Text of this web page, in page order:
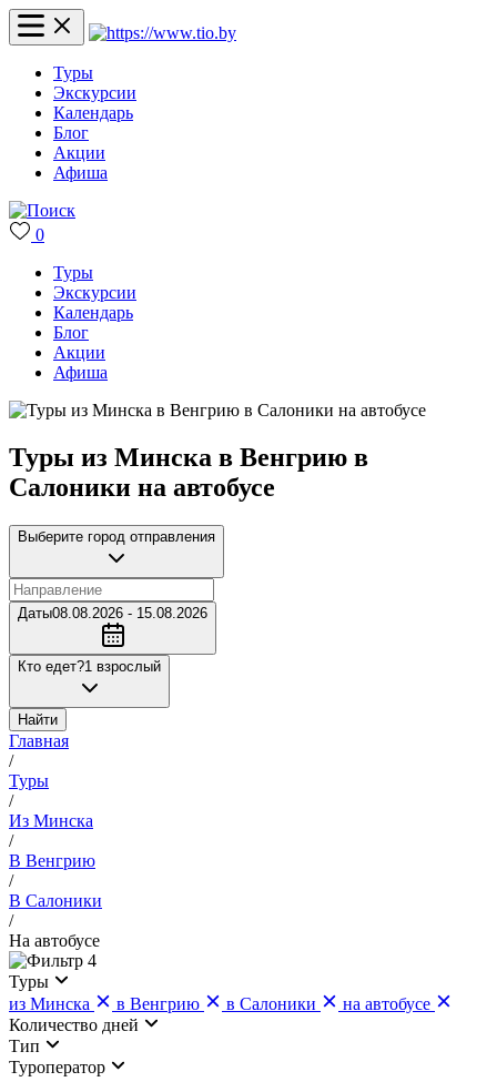
Туры
Экскурсии
Календарь
Блог
Акции
Афиша
0
Туры
Экскурсии
Календарь
Блог
Акции
Афиша
Туры из Минска в Венгрию в
Салоники на автобусе
Выберите город отправления
Даты08.08.2026 - 15.08.2026
Кто едет?1 взрослый
Найти
Главная
/
Туры
/
Из Минска
/
В Венгрию
/
В Салоники
/
На автобусе
4
Туры
из Минска
в Венгрию в Салоники
на автобусе
Количество дней
Тип
Туроператор